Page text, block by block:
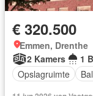
€ 320.500
Emmen, Drenthe
2 Kamers
1
Opslagruimte